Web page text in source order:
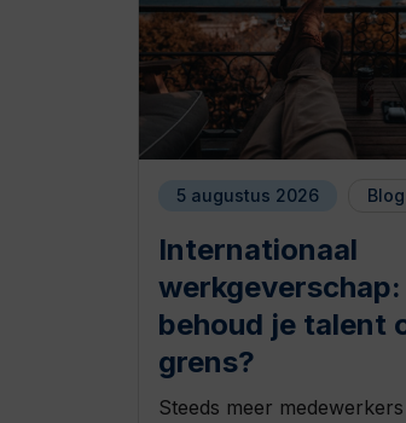
5 augustus 2026 Blog
Internationaal
werkgeverschap:
behoud je talent
grens?
Steeds meer